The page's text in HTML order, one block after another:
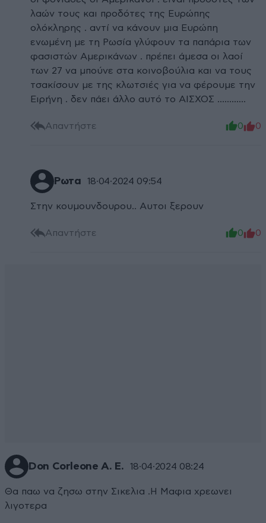
λαών τους και προδότες της Ευρώπης
ολόκληρης . αντί να κάνουν μια Ευρώπη
ενωμένη με τη Ρωσία γλύφουν τα παπάρια των
φασιστών Αμερικάνων . πρέπει άμεσα οι λαοί
των 27 να μπούνε στα κοινοβούλια και να τους
τσακίσουν με της κλωτσιές για να φέρουμε την
Ειρήνη . δεν πάει άλλο αυτό το ΑΙΣΧΟΣ ............
Απαντήστε 0 0
Ρωτα 18·04·2024 09:54
Στην κουμουνδουρου.. Αυτοι ξερουν
Απαντήστε 0 0
Don Corleone Α. Ε. 18·04·2024 08:24
Θα παω να ζησω στην Σικελια .Η Μαφια χρεωνει
λιγοτερα